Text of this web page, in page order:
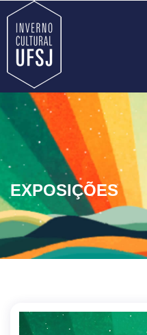
EXPOSIÇÕES